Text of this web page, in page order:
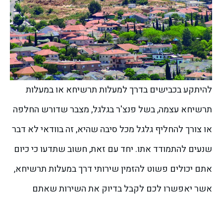
להיתקע בכבישים בדרך למעלות תרשיחא או במעלות
תרשיחא עצמה, בשל פנצ'ר בגלגל, מצבר שדורש החלפה
או צורך להחליף גלגל מכל סיבה שהיא, זה בוודאי לא דבר
שנעים להתמודד אתו. יחד עם זאת, חשוב שתדעו כי כיום
אתם יכולים פשוט להזמין שירותי דרך במעלות תרשיחא,
אשר יאפשרו לכם לקבל בדיוק את השירות שאתם